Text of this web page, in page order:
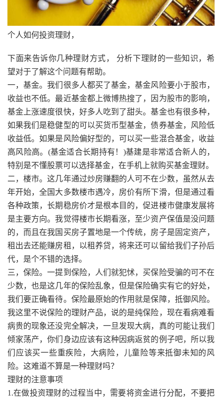
个人如何投资理财，
下面来告诉你几种理财方式， 分析下理财的一些知识，希
望对于了解这个问题有帮助。
一，基金。我们很多人都买了基金，基金风险要小于股市，
收益也不低。最近基金都上微博热搜了，因为股市的影响，
基金上涨速度很快，好多人吃到了甜头。基金也有很多种，
如果我们是稳健型的可以买货币型基金，债券基金，风险低
收益低。如果是风险偏好型的，可以买一些混合基金，收益
高风险高。(基金适合长期持有！)基建是非常适合新人的，
特别是不懂股票可以选择基金，在手机上就购买基金理财。
二，楼市。这几年通过炒房赚翻的人可不在少数，虽然从去
年开始，全国大多数楼市遇冷，房价有所下滑，但是通过看
各种政策，长期稳房价才是根本目的，促进楼市健康发展将
是主要方向。我觉得楼市长期看涨，至少资产保值是没问题
的，而且在我国买房子置地是一个传统，房子是固定资产，
租出去还能赚房租，以租养贷，将来还可以留给我们子孙后
代，是个不错的选择。
三，保险。一提到保险，人们就犯怵，买保险受骗的可不在
少数，也是这几年的保险乱象，但是保险确实有它的好处，
我们要正确看待。保险最原始的作用就是保障，抵御风险。
我这里不说保险的理财产品，说的是纯保险，现在看病难看
病贵的现象还没完全解决，一旦发现大病，真的可能让我们
倾家荡产，你们身边应该有这种因病返贫的例子吧，所以我
们应该买一些重疾险，大病险，儿童险等来抵御未知的风
险。这难道不算是一种理财吗？
理财的注意事项
1.在做投资理财的过程当中，需要将资金进行分配，不要把